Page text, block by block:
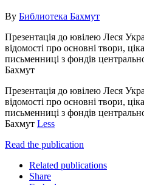
By Библиотека Бахмут
Презентація до ювілею Леся
відомості про основні твори,
письменниці з фондів
Бахмут
Презентація до ювілею Леся
відомості про основні твори,
письменниці з фондів
Бахмут Less
Read the publication
Related publications
Share